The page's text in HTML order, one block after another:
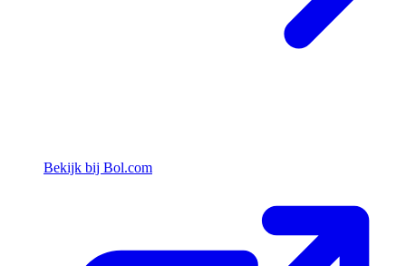
Bekijk bij Bol.com